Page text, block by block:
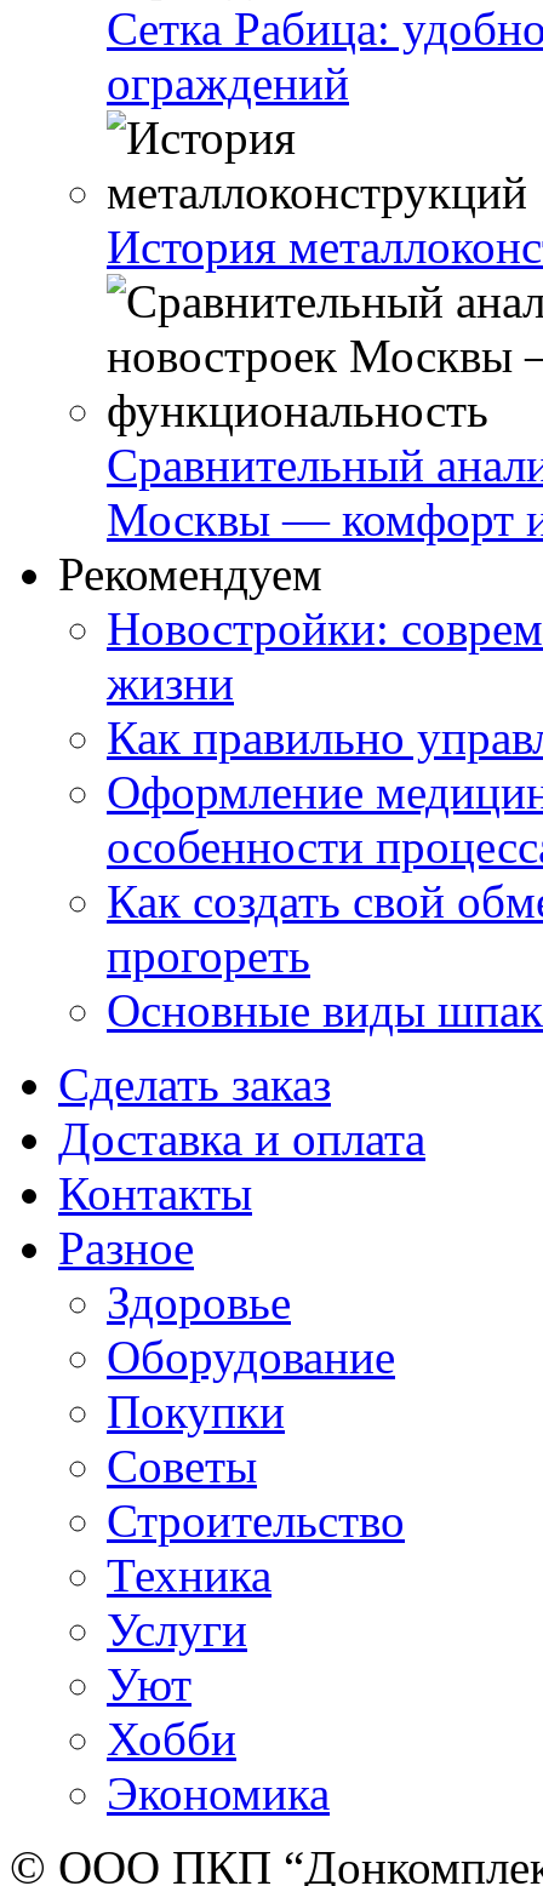
Сетка Рабица:
ограждений
История
Сравнительный
Москвы — комфорт
Рекомендуем
Новостройки:
жизни
Как правильно
Оформление
особенности
Как создать свой
прогореть
Основные виды
Сделать заказ
Доставка и оплата
Контакты
Разное
Здоровье
Оборудование
Покупки
Советы
Строительство
Техника
Услуги
Уют
Хобби
Экономика
© ООО ПКП